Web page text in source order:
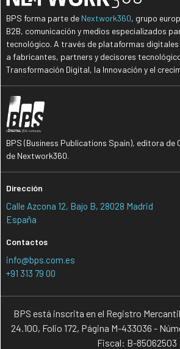
BPS forma parte de Nextwork360, grupo
B2B, comunicación y medios especializados
tecnológico. A través de plataformas
a fabricantes, partners y decisores
Transformación Digital, la Innovación y el
BPS (Business Publications Spain), editora
de Nextwork360.
Dirección
Calle Azcona 12, Bajo B, 28028 Madrid
España
Contactos
info@bps.com.es
+91 313 79 00
BPS está inscrita en el Registro
24.100, Folio 172, Página M-433036 -
Fiscal: B-85062503